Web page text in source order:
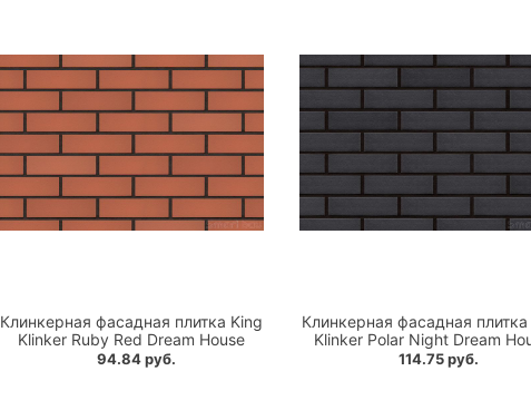
Клинкерная фасадная плитка King
Klinker Ruby Red Dream House
94.84 руб.
Клинкерная фасадная плитка
Klinker Polar Night Dream
114.75 руб.